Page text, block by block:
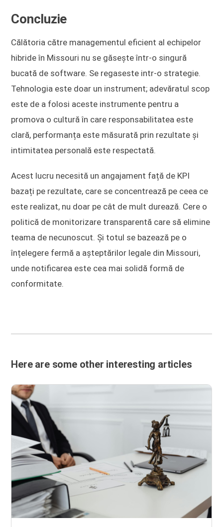
Concluzie
Călătoria către managementul eficient al echipelor
hibride în Missouri nu se găsește într-o singură
bucată de software. Se regaseste intr-o strategie.
Tehnologia este doar un instrument; adevăratul scop
este de a folosi aceste instrumente pentru a
promova o cultură în care responsabilitatea este
clară, performanța este măsurată prin rezultate și
intimitatea personală este respectată.
Acest lucru necesită un angajament față de KPI
bazați pe rezultate, care se concentrează pe ceea ce
este realizat, nu doar pe cât de mult durează. Cere o
politică de monitorizare transparentă care să elimine
teama de necunoscut. Și totul se bazează pe o
înțelegere fermă a așteptărilor legale din Missouri,
unde notificarea este cea mai solidă formă de
conformitate.
Here are some other interesting articles